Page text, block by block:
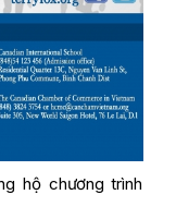
hộ chương trình